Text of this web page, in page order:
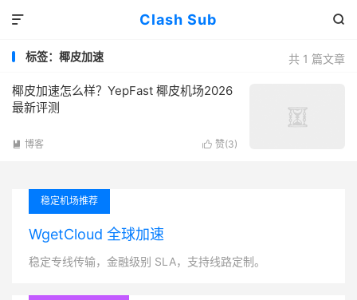
Clash Sub 

共 1 篇文章
标签：椰皮加速
椰皮加速怎么样？YepFast 椰皮机场2026
最新评测
 赞(3)
 博客
稳定机场推荐
WgetCloud 全球加速
稳定专线传输，金融级别 SLA，支持线路定制。